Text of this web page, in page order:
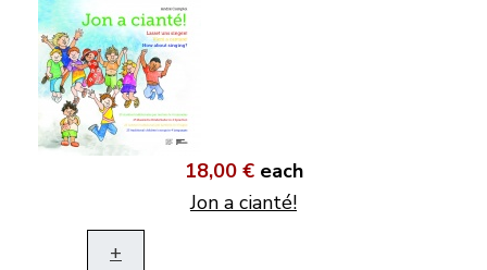
18,00 € each
Jon a cianté!
+